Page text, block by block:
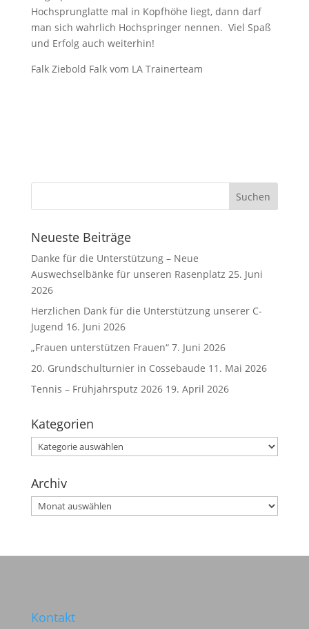
Hochsprunglatte mal in Kopfhöhe liegt, dann darf
man sich wahrlich Hochspringer nennen. Viel Spaß
und Erfolg auch weiterhin!
Falk Ziebold Falk vom LA Trainerteam
Neueste Beiträge
Danke für die Unterstützung – Neue
Auswechselbänke für unseren Rasenplatz 25. Juni
2026
Herzlichen Dank für die Unterstützung unserer C-
Jugend 16. Juni 2026
„Frauen unterstützen Frauen“ 7. Juni 2026
20. Grundschulturnier in Cossebaude 11. Mai 2026
Tennis – Frühjahrsputz 2026 19. April 2026
Kategorien
Kategorien
Archiv
Archiv
Kontakt